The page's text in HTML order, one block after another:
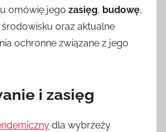
omówię jego zasięg, budowę,
środowisku oraz aktualne
ochronne związane z jego
i zasięg
dla wybrzeży